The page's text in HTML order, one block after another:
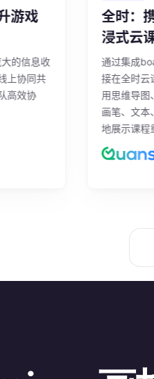
戏
信息收
同共
协
全时：携
浸式云课
通过集成
接在全时云课
用思维导图、
画笔、文本、
地展示课程重